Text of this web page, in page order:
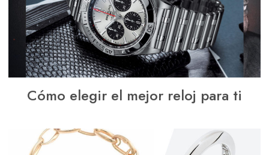
Cómo elegir el mejor reloj para ti